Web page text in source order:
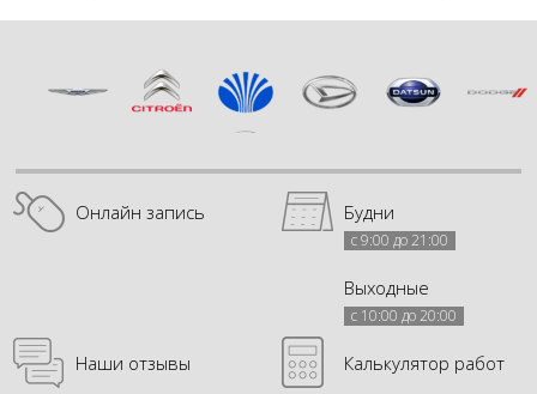
Онлайн запись Будни
с 9:00 до 21:00
Выходные
с 10:00 до 20:00
Наши отзывы Калькулятор работ